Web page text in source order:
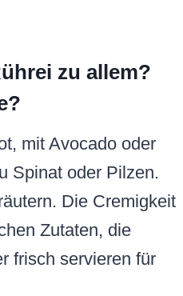
zu allem?
mit Avocado oder
Spinat oder Pilzen.
Die Cremigkeit
Zutaten, die
frisch servieren für